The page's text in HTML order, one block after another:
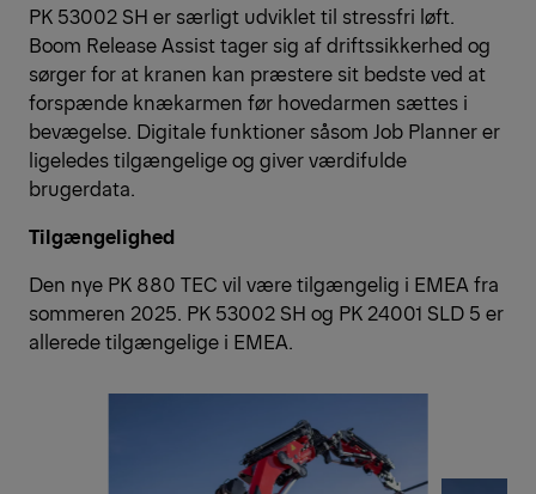
PK 53002 SH er særligt udviklet til stressfri løft.
Boom Release Assist tager sig af driftssikkerhed og
sørger for at kranen kan præstere sit bedste ved at
forspænde knækarmen før hovedarmen sættes i
bevægelse. Digitale funktioner såsom Job Planner er
ligeledes tilgængelige og giver værdifulde
brugerdata.
Tilgængelighed
Den nye PK 880 TEC vil være tilgængelig i EMEA fra
sommeren 2025. PK 53002 SH og PK 24001 SLD 5 er
allerede tilgængelige i EMEA.